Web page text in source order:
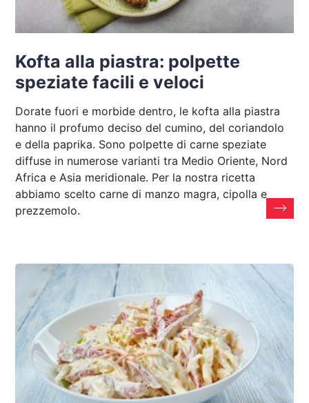
Kofta alla piastra: polpette
speziate facili e veloci
Dorate fuori e morbide dentro, le kofta alla piastra
hanno il profumo deciso del cumino, del coriandolo
e della paprika. Sono polpette di carne speziate
diffuse in numerose varianti tra Medio Oriente, Nord
Africa e Asia meridionale. Per la nostra ricetta
abbiamo scelto carne di manzo magra, cipolla e
prezzemolo.